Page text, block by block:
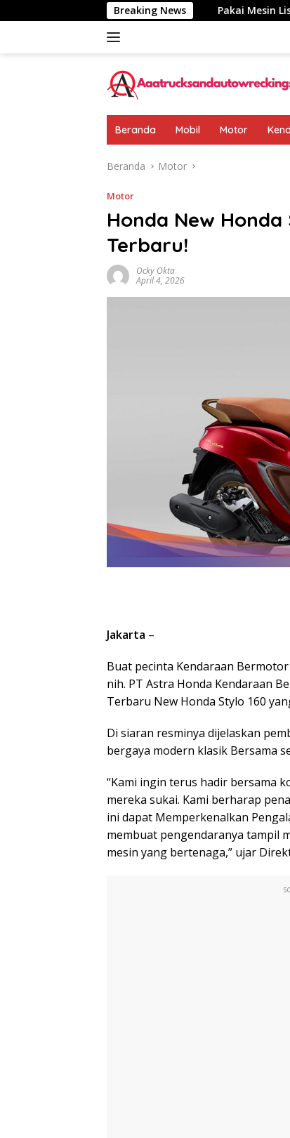
ke
Breaking News
Pakai Mesin Listrik, Jarak
Beranda Mobil Motor
Beranda Motor
Motor
Honda New
Terbaru!
Ocky Okta
April 4, 2026
Jakarta –
Buat pecinta Kendaraan
nih. PT Astra Honda Kendaraan
Terbaru New Honda Stylo 160
Di siaran resminya dijelaskan
bergaya modern klasik Bersama
“Kami ingin terus hadir bersama
mereka sukai. Kami berharap
ini dapat Memperkenalkan
membuat pengendaranya tampil
mesin yang bertenaga,” ujar